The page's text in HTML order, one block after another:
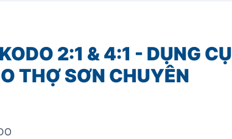
2:1 & 4:1 - DỤNG CỤ
THỢ SƠN CHUYÊN